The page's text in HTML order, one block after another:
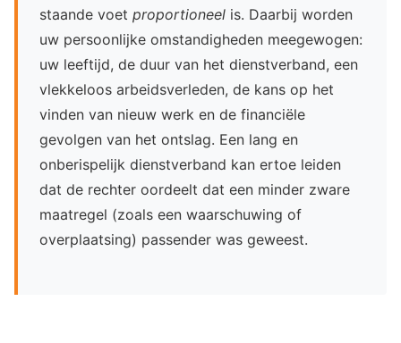
staande voet proportioneel is. Daarbij worden
uw persoonlijke omstandigheden meegewogen:
uw leeftijd, de duur van het dienstverband, een
vlekkeloos arbeidsverleden, de kans op het
vinden van nieuw werk en de financiële
gevolgen van het ontslag. Een lang en
onberispelijk dienstverband kan ertoe leiden
dat de rechter oordeelt dat een minder zware
maatregel (zoals een waarschuwing of
overplaatsing) passender was geweest.